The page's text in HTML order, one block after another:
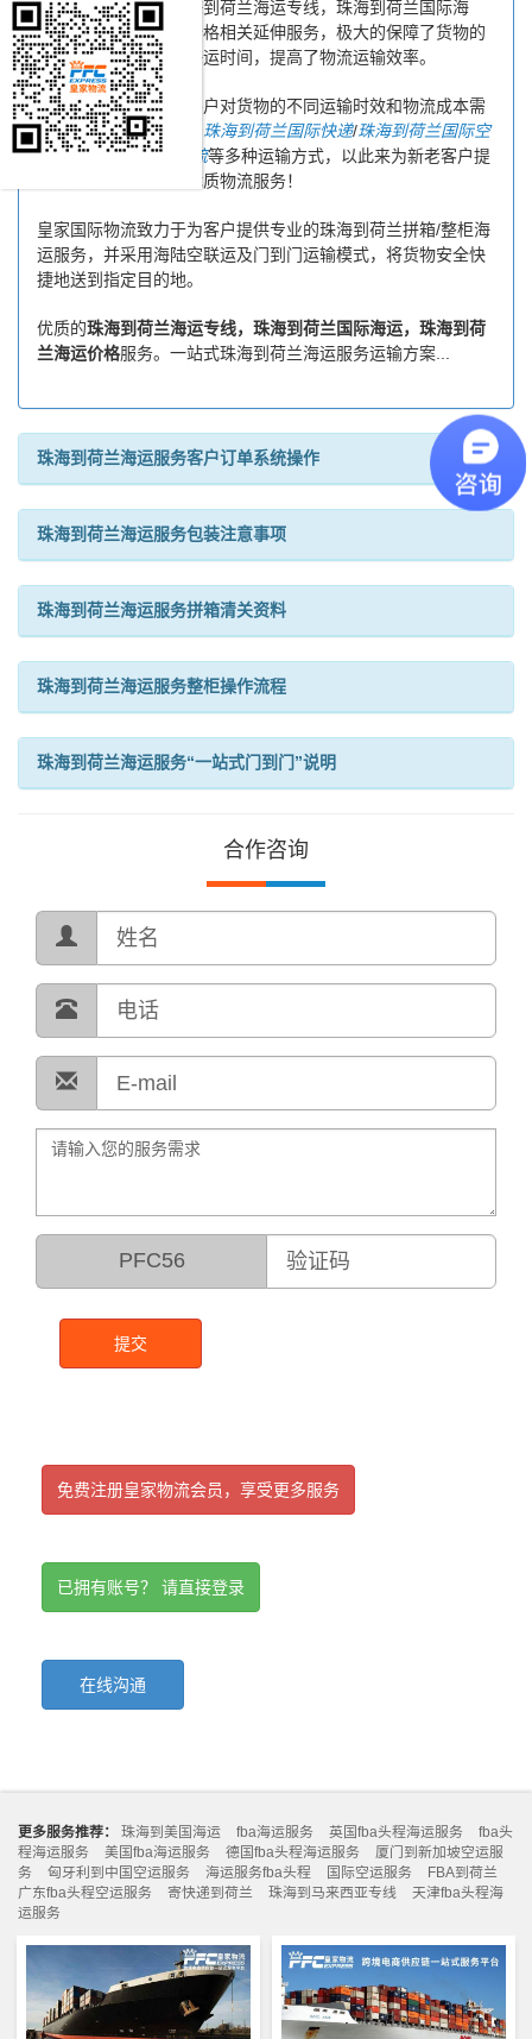
时沟通，为您提供珠海到荷兰海运专线，珠海到荷兰国际海
运，珠海到荷兰海运价格相关延伸服务，极大的保障了货物的
时效性，缩短了货物海运时间，提高了物流运输效率。
同时，为了方便广大客户对货物的不同运输时效和物流成本需
求，皇家物流特还推出 珠海到荷兰国际快递/珠海到荷兰国际空
运 / 珠海到荷兰专线物流等多种运输方式，以此来为新老客户提
供更加完善的一站式优质物流服务！
皇家国际物流致力于为客户提供专业的珠海到荷兰拼箱/整柜海
运服务，并采用海陆空联运及门到门运输模式，将货物安全快
捷地送到指定目的地。
优质的珠海到荷兰海运专线，珠海到荷兰国际海运，珠海到荷
兰海运价格服务。一站式珠海到荷兰海运服务运输方案...
珠海到荷兰海运服务客户订单系统操作
珠海到荷兰海运服务包装注意事项
珠海到荷兰海运服务拼箱清关资料
珠海到荷兰海运服务整柜操作流程
珠海到荷兰海运服务“一站式门到门”说明
合作咨询
PFC56
提交
免费注册皇家物流会员，享受更多服务
已拥有账号？ 请直接登录
在线沟通
更多服务推荐： 珠海到美国海运 fba海运服务 英国fba头程海运服务
fba头
程海运服务
美国fba海运服务 德国fba头程海运服务
厦门到新加坡空运服
务
匈牙利到中国空运服务 海运服务fba头程 国际空运服务
FBA到荷兰
广东fba头程空运服务
寄快递到荷兰 珠海到马来西亚专线
天津fba头程海
运服务